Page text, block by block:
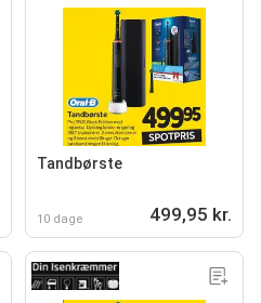
Tandbørste
10 dage 499,95 kr.